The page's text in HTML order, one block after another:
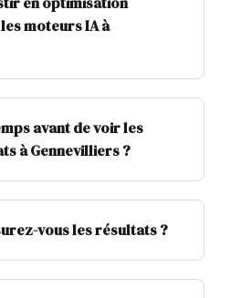
moteurs IA à
avant de voir les
à Gennevilliers ?
vous les résultats ?